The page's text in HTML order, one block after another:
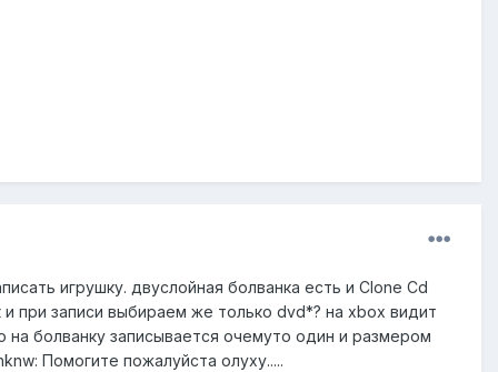
игрушку. двуслойная болванка есть и Clone Cd
при записи выбираем же только dvd*? на xbox видит
на болванку записывается очемуто один и размером
Помогите пожалуйста олуху.....